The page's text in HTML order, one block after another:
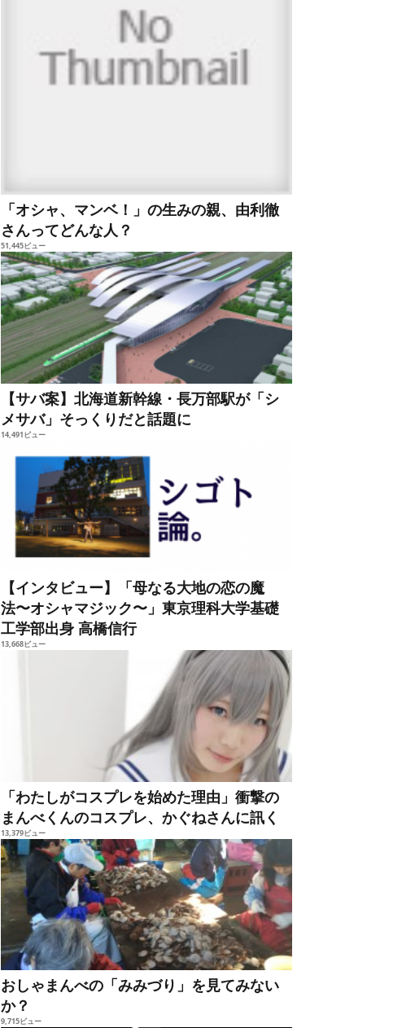
「オシャ、マンベ！」の生みの親、由利徹
さんってどんな人？
51,445ビュー
【サバ案】北海道新幹線・長万部駅が「シ
メサバ」そっくりだと話題に
14,491ビュー
【インタビュー】「母なる大地の恋の魔
法〜オシャマジック〜」東京理科大学基礎
工学部出身 高橋信行
13,668ビュー
「わたしがコスプレを始めた理由」衝撃の
まんべくんのコスプレ、かぐねさんに訊く
13,379ビュー
おしゃまんべの「みみづり」を見てみない
か？
9,715ビュー